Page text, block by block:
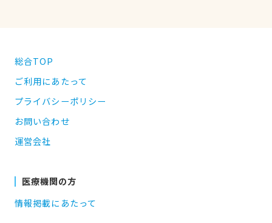
総合TOP
ご利用にあたって
プライバシーポリシー
お問い合わせ
運営会社
医療機関の方
情報掲載にあたって